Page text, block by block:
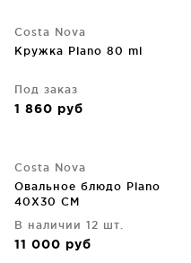
Costa Nova
Кружка Plano 80 ml
Под заказ
1 860 руб
Costa Nova
Овальное блюдо Plano
40X30 CM
В наличии 12 шт.
11 000 руб